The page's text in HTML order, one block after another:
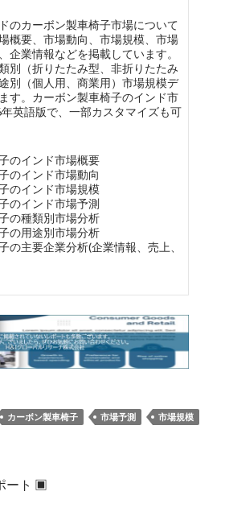
のカーボン製車椅子市場について
概要、市場動向、市場規模、市場
企業情報などを掲載しています。
別（折りたたみ型、非折りたたみ
別（個人用、商業用）市場規模デ
す。カーボン製車椅子のインド市
英語版で、一部カスタマイズも可
のインド市場概要
のインド市場動向
のインド市場規模
のインド市場予測
の種類別市場分析
の用途別市場分析
の主要企業分析(企業情報、売上、
カーボン製車椅子 市場予測 市場規模
ート ▣